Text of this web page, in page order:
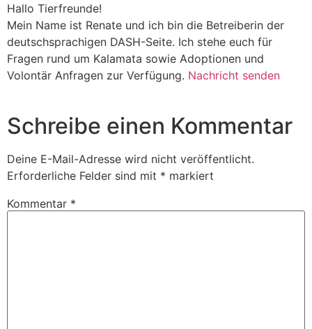
Hallo Tierfreunde!
Mein Name ist Renate und ich bin die Betreiberin der
deutschsprachigen DASH-Seite. Ich stehe euch für
Fragen rund um Kalamata sowie Adoptionen und
Volontär Anfragen zur Verfügung. Nachricht senden
Schreibe einen Kommentar
Deine E-Mail-Adresse wird nicht veröffentlicht.
Erforderliche Felder sind mit * markiert
Kommentar *